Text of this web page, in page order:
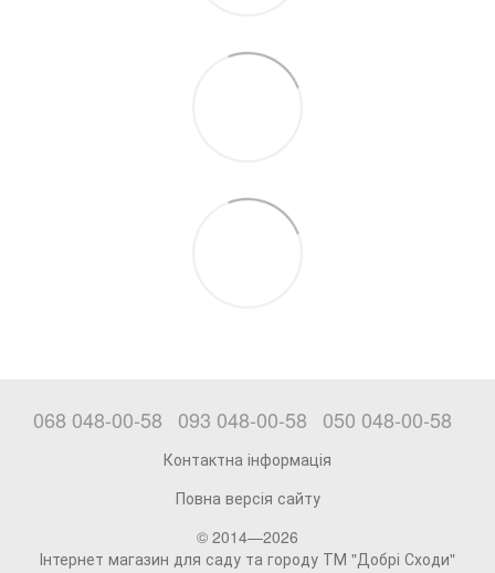
068 048-00-58 093 048-00-58 050 048-00-58
Контактна інформація
Повна версія сайту
© 2014—2026
Інтернет магазин для саду та городу ТМ "Добрі Сходи"